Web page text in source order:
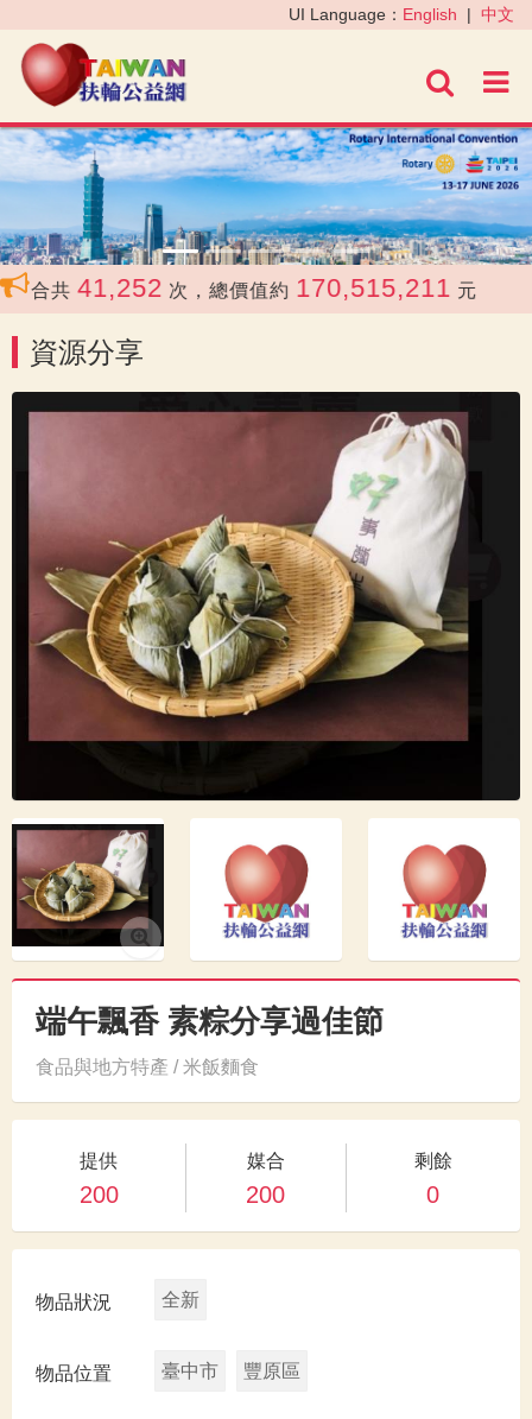
進階
UI Language： English | 中文
‹ ›
合共 41,252 次，總價值約 170,515,211 元
資源分享
端午飄香 素粽分享過佳節
食品與地方特產 / 米飯麵食
提供
200
媒合
200
剩餘
0
物品狀況 全新
物品位置 臺中市 豐原區